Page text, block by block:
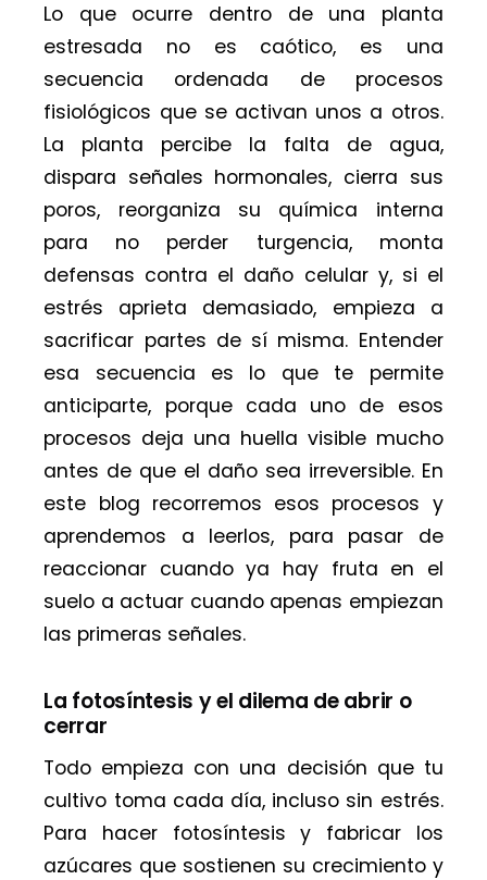
Lo que ocurre dentro de una planta
estresada no es caótico, es una
secuencia ordenada de procesos
fisiológicos que se activan unos a otros.
La planta percibe la falta de agua,
dispara señales hormonales, cierra sus
poros, reorganiza su química interna
para no perder turgencia, monta
defensas contra el daño celular y, si el
estrés aprieta demasiado, empieza a
sacrificar partes de sí misma. Entender
esa secuencia es lo que te permite
anticiparte, porque cada uno de esos
procesos deja una huella visible mucho
antes de que el daño sea irreversible. En
este blog recorremos esos procesos y
aprendemos a leerlos, para pasar de
reaccionar cuando ya hay fruta en el
suelo a actuar cuando apenas empiezan
las primeras señales.
La fotosíntesis y el dilema de abrir o
cerrar
Todo empieza con una decisión que tu
cultivo toma cada día, incluso sin estrés.
Para hacer fotosíntesis y fabricar los
azúcares que sostienen su crecimiento y